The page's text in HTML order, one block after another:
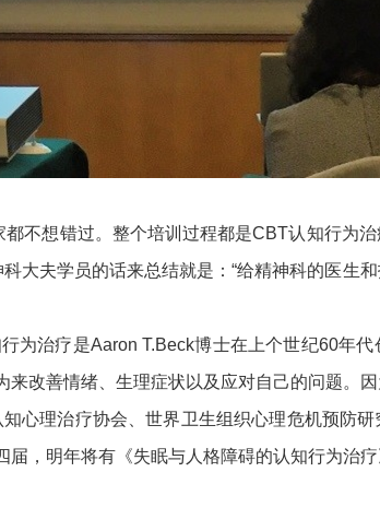
想错过。整个培训过程都是CBT认知行为
大夫学员的话来总结就是：“给精神科的医生
治疗是Aaron T.Beck博士在上个世纪60年代
改善情绪、生理症状以及应对自己的问题。
心理治疗协会、世界卫生组织心理危机预防
，明年将有《失眠与人格障碍的认知行为治